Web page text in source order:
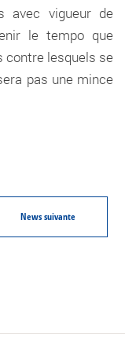
avec vigueur de
le tempo que
contre lesquels se
pas une mince
Newssuivante